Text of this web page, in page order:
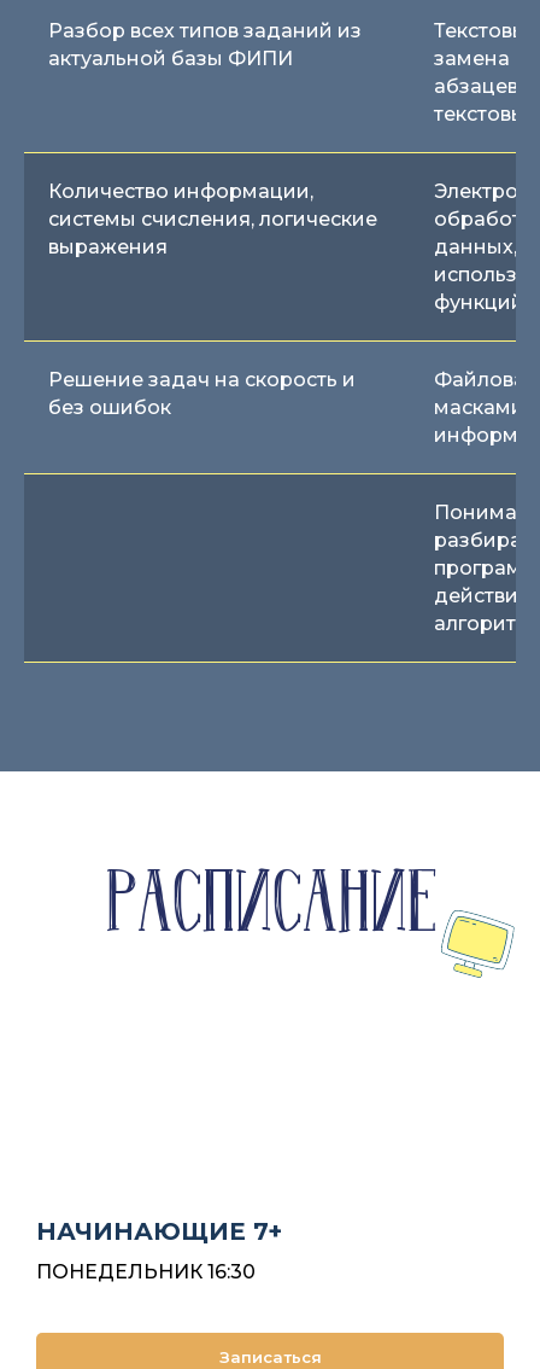
Разбор всех типов заданий из
актуальной базы ФИПИ
замена
абзацев,
Количество информации,
системы счисления, логические
выражения
данных,
функций
Решение задач на скорость и
без ошибок
Файловая
масками
действия
РАСПИСАНИЕ
НАЧИНАЮЩИЕ 7+
ПОНЕДЕЛЬНИК 16:30
Записаться